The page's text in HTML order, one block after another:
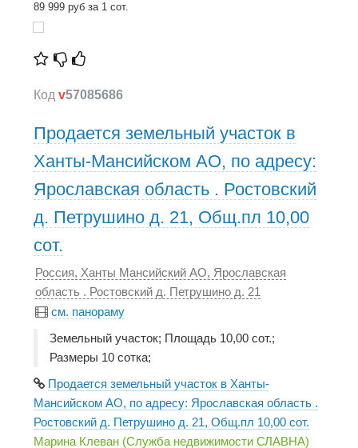
89 999 руб за 1 сот.
Код v57085686
Продается земельный участок в
Ханты-Мансийском АО, по адресу:
Ярославская область . Ростовский
д. Петрушино д. 21, Общ.пл 10,00
сот.
Россия, Ханты Мансийский АО, Ярославская
область . Ростовский д. Петрушино д. 21
см. панораму
Земельный участок; Площадь 10,00 сот.;
Размеры 10 сотка;
Продается земельный участок в Ханты-
Мансийском АО, по адресу: Ярославская область .
Ростовский д. Петрушино д. 21, Общ.пл 10,00 сот.
Марина Клеван (Служба недвижимости СЛАВНА)